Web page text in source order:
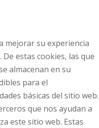
mejorar su experiencia
estas cookies, las que
almacenan en su
para el
básicas del sitio web.
que nos ayudan a
este sitio web. Estas